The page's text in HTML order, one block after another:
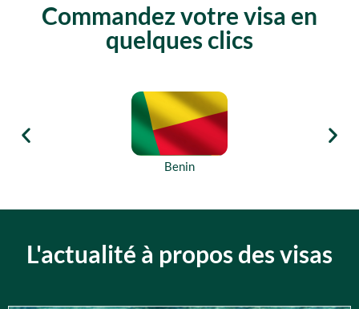
Commandez votre visa en
quelques clics
Benin
L'actualité à propos des visas